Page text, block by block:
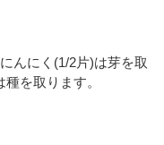
んにく(1/2片)は芽を取
を取ります。